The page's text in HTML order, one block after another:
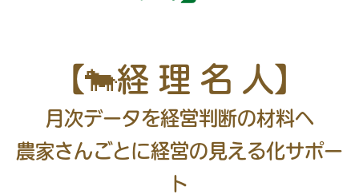
【🐄経 理 名 人】
月次データを経営判断の材料へ
農家さんごとに経営の見える化サポー
ト